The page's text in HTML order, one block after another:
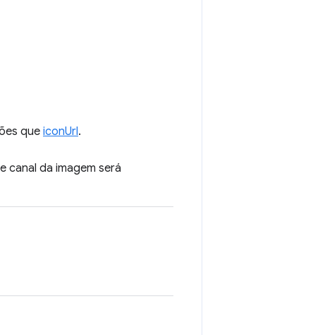
que iconUrl.
canal da imagem será